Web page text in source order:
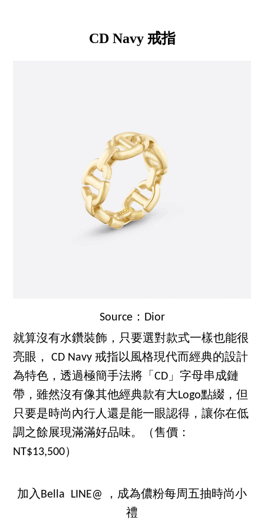
CD Navy 戒指
Source：Dior
就算沒有水鑽裝飾，只要選對款式一樣也能很
亮眼， CD Navy 戒指以風格現代而經典的設計
為特色，透過極簡手法將「CD」字母串成鏈
帶，雖然沒有像其他經典款有大Logo點綴，但
只要是時尚內行人還是能一眼認得，讓你在低
調之餘展現滿滿好品味。（售價：
NT$13,500）
加入Bella LINE@ ，成為儂粉每周五抽時尚小
禮